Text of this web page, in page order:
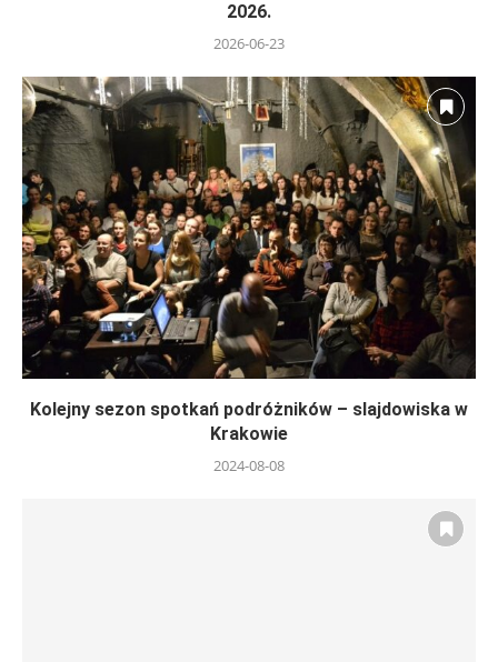
2026.
2026-06-23
Kolejny sezon spotkań podróżników – slajdowiska w
Krakowie
2024-08-08